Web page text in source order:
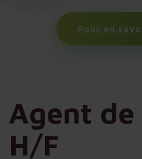
Pour en
Agent
H/F